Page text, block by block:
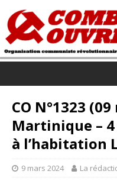
CO N°1323
Martinique –
à l’habitation
9 mars 2024 La